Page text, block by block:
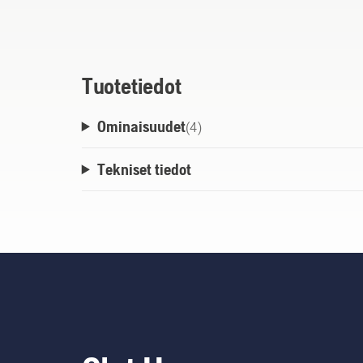
Tuotetiedot
Ominaisuudet(4)
Tekniset tiedot